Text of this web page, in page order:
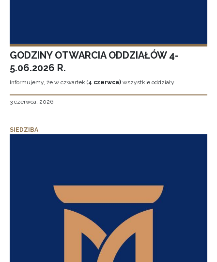
GODZINY OTWARCIA ODDZIAŁÓW 4-
5.06.2026 R.
Informujemy, że w czwartek (4 czerwca) wszystkie oddziały
3 czerwca, 2026
SIEDZIBA